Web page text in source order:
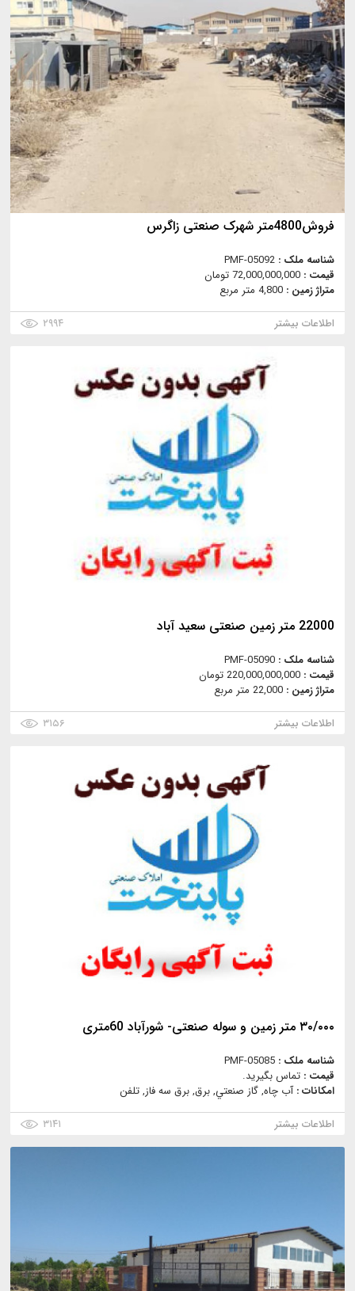
فروش4800متر شهرک صنعتی زاگرس
شناسه ملک : PMF-05092
قیمت : 72,000,000,000 تومان
متراژ زمین : 4,800 متر مربع
اطلاعات بیشتر
۲۹۹۴
22000 متر زمین صنعتی سعید آباد
شناسه ملک : PMF-05090
قیمت : 220,000,000,000 تومان
متراژ زمین : 22,000 متر مربع
اطلاعات بیشتر
۳۱۵۶
۳۰/۰۰۰ متر زمین و سوله صنعتی- شورآباد 60متری
شناسه ملک : PMF-05085
قیمت : تماس بگیرید.
امکانات :آب چاه, گاز صنعتي, برق, برق سه فاز, تلفن
اطلاعات بیشتر
۳۱۴۱